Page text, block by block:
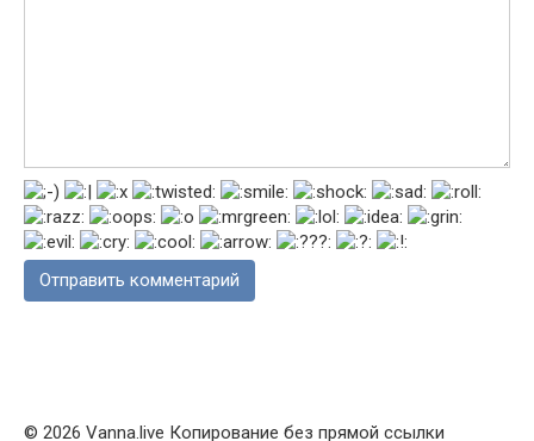
© 2026 Vanna.live Копирование без прямой ссылки